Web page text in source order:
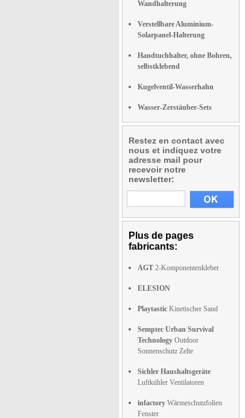
Wandhalterung
Verstellbare Aluminium-
Solarpanel-Halterung
Handtuchhalter, ohne Bohren,
selbstklebend
Kugelventil-Wasserhahn
Wasser-Zerstäuber-Sets
Restez en contact avec
nous et indiquez votre
adresse mail pour
recevoir notre
newsletter:
Plus de pages
fabricants:
AGT 2-Komponentenkleber
ELESION
Playtastic Kinetischer Sand
Semptec Urban Survival
Technology Outdoor
Sonnenschutz Zelte
Sichler Haushaltsgeräte
Luftkühler Ventilatoren
infactory Wärmeschutzfolien
Fenster